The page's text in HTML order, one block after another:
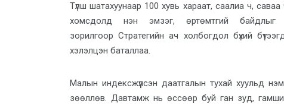
Түлш шатахуунаар 100 хувь хараат, саалиа ч, саваа
хомсдолд нэн эмзэг, өртөмтгий байдлыг
зорилгоор Стратегийн ач холбогдол бүхий
хэлэлцэн баталлаа.
Малын индексжүүлсэн даатгалын тухай хуульд
зөөллөв. Давтамж нь өссөөр буй ган зуд,